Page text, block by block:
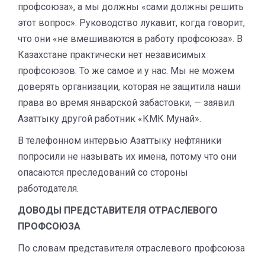
профсоюза», а мы должны «сами должны решить
этот вопрос». Руководство лукавит, когда говорит,
что они «не вмешиваются в работу профсоюза». В
Казахстане практически нет независимых
профсоюзов. То же самое и у нас. Мы не можем
доверять организации, которая не защитила наши
права во время январской забастовки, — заявил
Азаттыку другой работник «КМК Мунай».
В телефонном интервью Азаттыку нефтяники
попросили не называть их имена, потому что они
опасаются преследований со стороны
работодателя.
ДОВОДЫ ПРЕДСТАВИТЕЛЯ ОТРАСЛЕВОГО
ПРОФСОЮЗА
По словам представителя отраслевого профсоюза